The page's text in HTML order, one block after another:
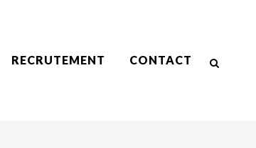
RECRUTEMENT CONTACT